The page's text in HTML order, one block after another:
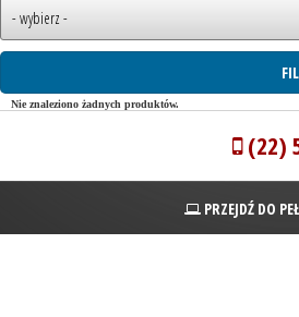
Nie znaleziono żadnych produktów.
(22)
PRZEJDŹ DO